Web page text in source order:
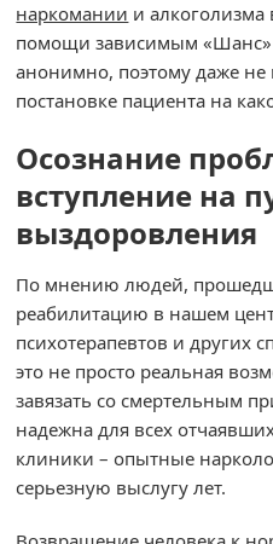
наркомании и алкоголизма
помощи зависимым «Шанс»
анонимно, поэтому даже не
постановке пациента на
Осознание
вступление на
выздоровления
По мнению людей,
реабилитацию в нашем
психотерапевтов и других
это не просто реальная
завязать со смертельным
надежна для всех
клиники – опытные
серьезную выслугу лет.